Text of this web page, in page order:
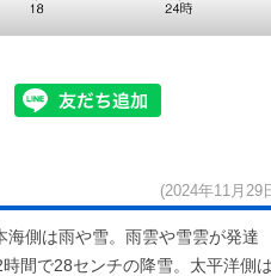
(2024年11月29
側は雨や雪。雨雲や雪雲が発達
間で28センチの降雪。太平洋側は